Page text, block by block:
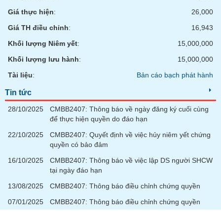
Giá thực hiện:
26,000
Giá TH điều chỉnh:
16,943
Khối lượng Niêm yết:
15,000,000
Khối lượng lưu hành:
15,000,000
Tài liệu: Bản cáo bạch phát hành
Tin tức
28/10/2025
CMBB2407: Thông báo về ngày đăng ký cuối cùng
để thực hiện quyền do đáo hạn
22/10/2025
CMBB2407: Quyết định về việc hủy niêm yết chứng
quyền có bảo đảm
16/10/2025
CMBB2407: Thông báo về việc lập DS người SHCW
tại ngày đáo hạn
13/08/2025
CMBB2407: Thông báo điều chỉnh chứng quyền
07/01/2025
CMBB2407: Thông báo điều chỉnh chứng quyền
phân
tích
ngữ
Dịch
vụ
(-)
Sách
tài